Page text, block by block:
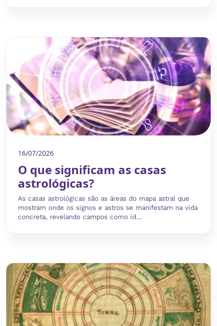
16/07/2026
O que significam as casas
astrológicas?
As casas astrológicas são as áreas do mapa astral que
mostram onde os signos e astros se manifestam na vida
concreta, revelando campos como id...